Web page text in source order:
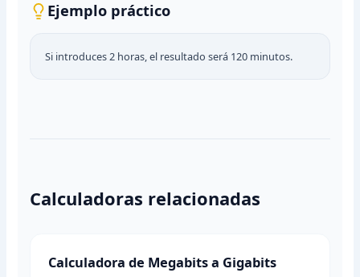
Ejemplo práctico
Si introduces 2 horas, el resultado será 120 minutos.
Calculadoras relacionadas
Calculadora de Megabits a Gigabits